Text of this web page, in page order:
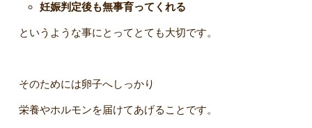
妊娠判定後も無事育ってくれる
というような事にとってとても大切です。
そのためには卵子へしっかり
栄養やホルモンを届けてあげることです。